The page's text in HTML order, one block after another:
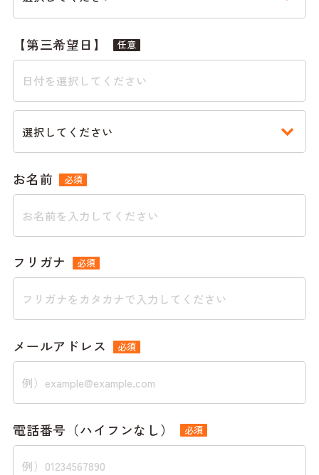
【第三希望日】 任意
お名前 必須
フリガナ 必須
メールアドレス 必須
電話番号（ハイフンなし） 必須